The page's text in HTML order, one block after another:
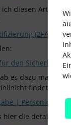
diesen Artikel
(2FA) für
den
es dazu mal
findet sich
| Personio
hier die